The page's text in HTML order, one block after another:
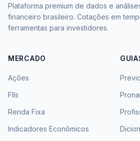
Plataforma premium de dados e
financeiro brasileiro. Cotações em
ferramentas para investidores.
MERCADO
Ações
FIIs
Renda Fixa
Indicadores Econômicos